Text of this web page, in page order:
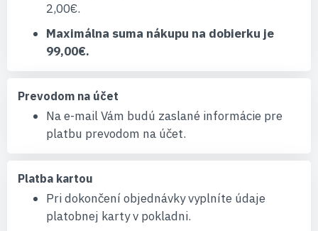
2,00€.
Maximálna suma nákupu na dobierku je
99,00€.
Prevodom na účet
Na e-mail Vám budú zaslané informácie pre
platbu prevodom na účet.
Platba kartou
Pri dokončení objednávky vyplníte údaje
platobnej karty v pokladni.